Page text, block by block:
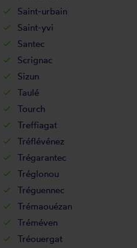
Saint-urbain
Saint-yvi
Santec
Scrignac
Sizun
Taulé
Tourch
Treffiagat
Tréflévénez
Trégarantec
Tréglonou
Tréguennec
Trémaouézan
Tréméven
Tréouergat